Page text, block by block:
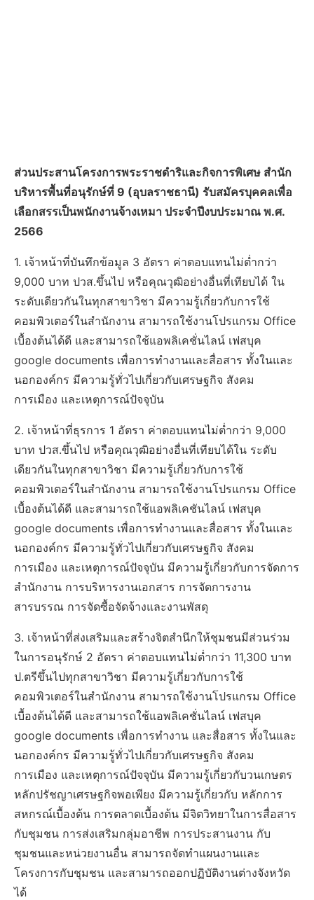
ส่วนประสานโครงการพระราชดำริและกิจการพิเศษ สำนัก
บริหารพื้นที่อนุรักษ์ที่ 9 (อุบลราชธานี) รับสมัครบุคคลเพื่อ
เลือกสรรเป็นพนักงานจ้างเหมา ประจำปีงบประมาณ พ.ศ.
2566
1. เจ้าหน้าที่บันทึกข้อมูล 3 อัตรา ค่าตอบแทนไม่ต่ำกว่า
9,000 บาท ปวส.ขึ้นไป หรือคุณวุฒิอย่างอื่นที่เทียบได้ ใน
ระดับเดียวกันในทุกสาขาวิชา มีความรู้เกี่ยวกับการใช้
คอมพิวเตอร์ในสำนักงาน สามารถใช้งานโปรแกรม Office
เบื้องต้นได้ดี และสามารถใช้แอพลิเคชั่นไลน์ เฟสบุค
google documents เพื่อการทำงานและสื่อสาร ทั้งในและ
นอกองค์กร มีความรู้ทั่วไปเกี่ยวกับเศรษฐกิจ สังคม
การเมือง และเหตุการณ์ปัจจุบัน
2. เจ้าหน้าที่ธุรการ 1 อัตรา ค่าตอบแทนไม่ต่ำกว่า 9,000
บาท ปวส.ขึ้นไป หรือคุณวุฒิอย่างอื่นที่เทียบได้ใน ระดับ
เดียวกันในทุกสาขาวิชา มีความรู้เกี่ยวกับการใช้
คอมพิวเตอร์ในสำนักงาน สามารถใช้งานโปรแกรม Office
เบื้องต้นได้ดี และสามารถใช้แอพลิเคชันไลน์ เฟสบุค
google documents เพื่อการทำงานและสื่อสาร ทั้งในและ
นอกองค์กร มีความรู้ทั่วไปเกี่ยวกับเศรษฐกิจ สังคม
การเมือง และเหตุการณ์ปัจจุบัน มีความรู้เกี่ยวกับการจัดการ
สำนักงาน การบริหารงานเอกสาร การจัดการงาน
สารบรรณ การจัดซื้อจัดจ้างและงานพัสดุ
3. เจ้าหน้าที่ส่งเสริมและสร้างจิตสำนึกให้ชุมชนมีส่วนร่วม
ในการอนุรักษ์ 2 อัตรา ค่าตอบแทนไม่ต่ำกว่า 11,300 บาท
ป.ตรีขึ้นไปทุกสาขาวิชา มีความรู้เกี่ยวกับการใช้
คอมพิวเตอร์ในสำนักงาน สามารถใช้งานโปรแกรม Office
เบื้องต้นได้ดี และสามารถใช้แอพลิเคชั่นไลน์ เฟสบุค
google documents เพื่อการทำงาน และสื่อสาร ทั้งในและ
นอกองค์กร มีความรู้ทั่วไปเกี่ยวกับเศรษฐกิจ สังคม
การเมือง และเหตุการณ์ปัจจุบัน มีความรู้เกี่ยวกับวนเกษตร
หลักปรัชญาเศรษฐกิจพอเพียง มีความรู้เกี่ยวกับ หลักการ
สหกรณ์เบื้องต้น การตลาดเบื้องต้น มีจิตวิทยาในการสื่อสาร
กับชุมชน การส่งเสริมกลุ่มอาชีพ การประสานงาน กับ
ชุมชนและหน่วยงานอื่น สามารถจัดทำแผนงานและ
โครงการกับชุมชน และสามารถออกปฏิบัติงานต่างจังหวัด
ได้